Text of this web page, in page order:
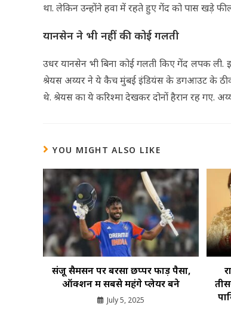
था. लेकिन उन्होंने हवा में रहते हुए गेंद को पास खड़े
यानसेन ने भी नहीं की कोई गलती
उधर यानसेन भी बिना कोई गलती किए गेंद लपक ली.
श्रेयस अय्यर ने ये कैच मुंबई इंडियंस के डगआउट के ठीक
थे. श्रेयस का ये करिश्मा देखकर दोनों हैरान रह गए.
YOU MIGHT ALSO LIKE
संजू सैमसन पर बरसा छप्‍पर फाड़ पैसा,
ऑक्‍शन में सबसे महंगे प्‍लेयर बने
July 5, 2025